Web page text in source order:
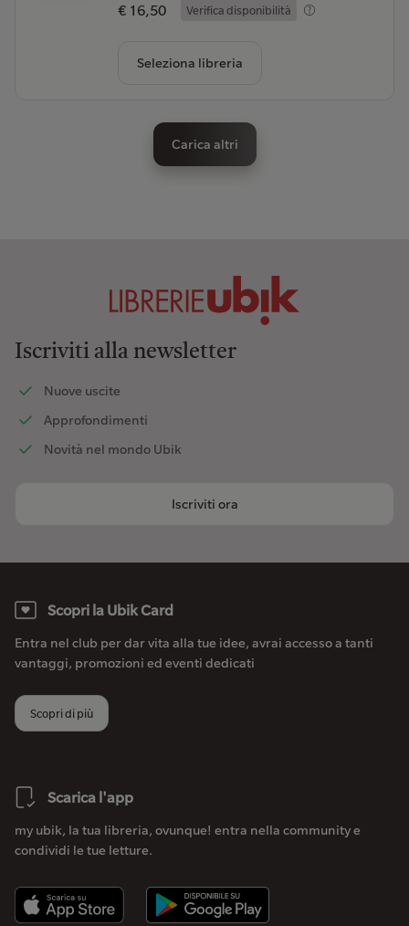
€ 16,50 Verifica disponibilità
Seleziona libreria
Carica altri
Iscriviti alla newsletter
Nuove uscite
Approfondimenti
Novità nel mondo Ubik
Iscriviti ora
Scopri la Ubik Card
Entra nel club per dar vita alla tue idee, avrai accesso a tanti
vantaggi, promozioni ed eventi dedicati
Scopri di più
Scarica l'app
my ubik, la tua libreria, ovunque! entra nella community e
condividi le tue letture.